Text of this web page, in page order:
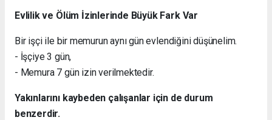
Evlilik ve Ölüm İzinlerinde Büyük Fark Var
Bir işçi ile bir memurun aynı gün evlendiğini düşünelim.
- İşçiye 3 gün,
- Memura 7 gün izin verilmektedir.
Yakınlarını kaybeden çalışanlar için de durum
benzerdir.